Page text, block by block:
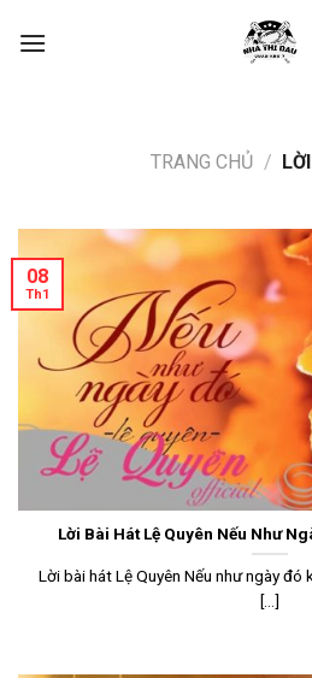
TRANG CHỦ /
Lời Bài Hát Lệ Quyên Nếu Như
Lời bài hát Lệ Quyên Nếu như ngày đó
[...]
08
Th1